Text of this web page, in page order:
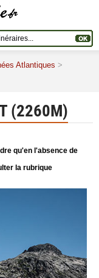
Atlantiques >
(2260M)
qu'en l'absence de
la rubrique